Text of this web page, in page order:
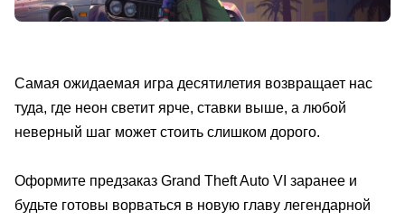
Самая ожидаемая игра десятилетия возвращает нас
туда, где неон светит ярче, ставки выше, а любой
неверный шаг может стоить слишком дорого.
Оформите предзаказ Grand Theft Auto VI заранее и
будьте готовы ворваться в новую главу легендарной